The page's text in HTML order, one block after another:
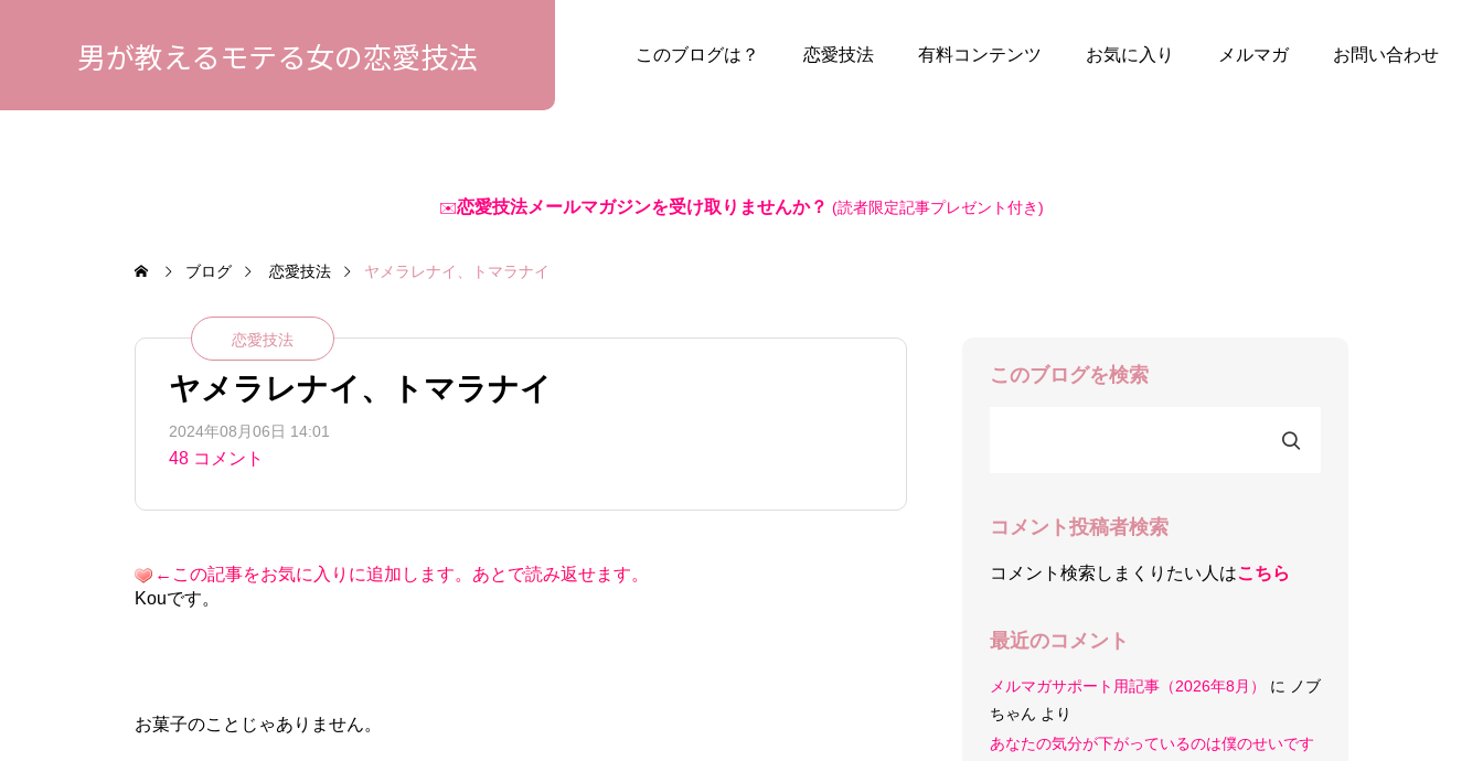
男が教えるモテる女の恋愛技法 このブログは？ 恋愛技法 有料コンテンツ お気に入り メルマガ お問い合わせ
✉️恋愛技法メールマガジンを受け取りませんか？ (読者限定記事プレゼント付き)
ブログ 恋愛技法 ヤメラレナイ、トマラナイ
恋愛技法
ヤメラレナイ、トマラナイ
2024年08月06日 14:01
48 コメント
←この記事をお気に入りに追加します。あとで読み返せます。
Kouです。
お菓子のことじゃありません。
このブログを検索
コメント投稿者検索
コメント検索しまくりたい人はこちら
最近のコメント
メルマガサポート用記事（2026年8月） に
ノブ
ちゃん より
あなたの気分が下がっているのは僕のせいです